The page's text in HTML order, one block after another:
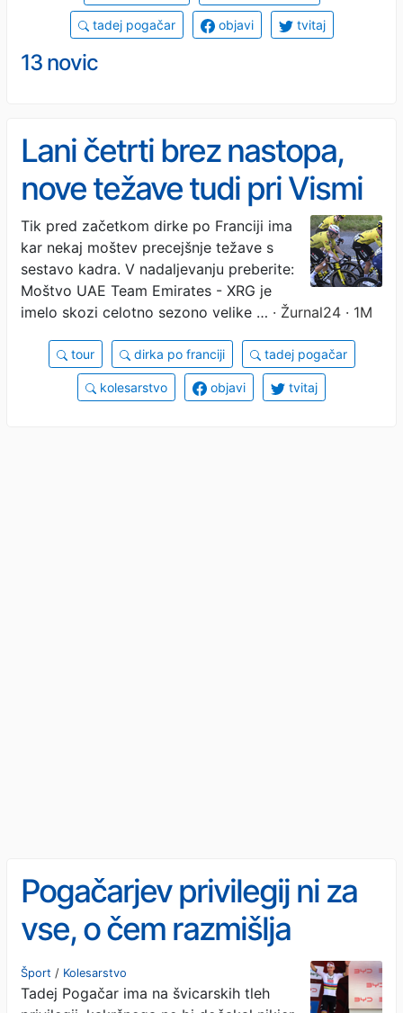
tadej pogačar objavi tvitaj
13 novic
Lani četrti brez nastopa,
nove težave tudi pri Vismi
Tik pred začetkom dirke po Franciji ima
kar nekaj moštev precejšnje težave s
sestavo kadra. V nadaljevanju preberite:
Moštvo UAE Team Emirates - XRG je
imelo skozi celotno sezono velike … · Žurnal24 · 1M
tour dirka po franciji tadej pogačar
kolesarstvo objavi tvitaj
Pogačarjev privilegij ni za
vse, o čem razmišlja
Roglič?
Šport / Kolesarstvo
Tadej Pogačar ima na švicarskih tleh